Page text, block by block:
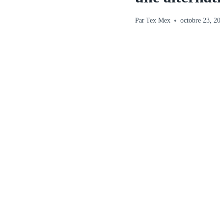
Par Tex Mex octobre 23,